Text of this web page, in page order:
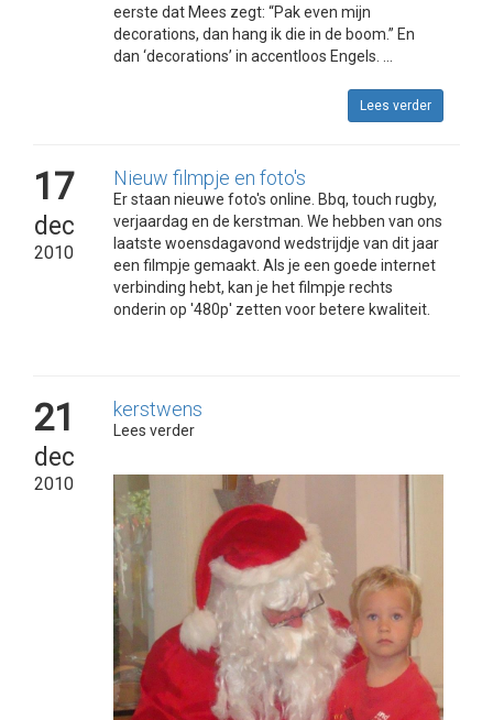
eerste dat Mees zegt: “Pak even mijn
decorations, dan hang ik die in de boom.” En
dan ‘decorations’ in accentloos Engels. ...
Lees verder
17
dec
2010
Nieuw filmpje en foto's
Er staan nieuwe foto's online. Bbq, touch rugby,
verjaardag en de kerstman. We hebben van ons
laatste woensdagavond wedstrijdje van dit jaar
een filmpje gemaakt. Als je een goede internet
verbinding hebt, kan je het filmpje rechts
onderin op '480p' zetten voor betere kwaliteit.
21
dec
2010
kerstwens
Lees verder